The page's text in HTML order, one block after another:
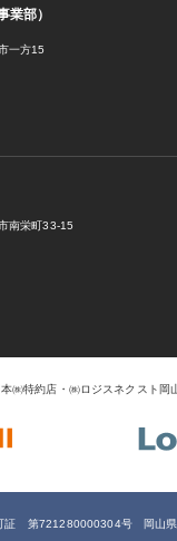
業部）
一方15
南栄町33-15
㈱特約店・㈱ロジスネクスト岡
証 第721280000304号 岡山県